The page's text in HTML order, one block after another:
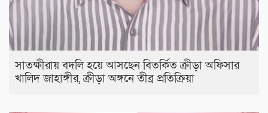
সাতক্ষীরায় বদলি হয়ে আসছেন বিতর্কিত ক্রীড়া অফিসার
খালিদ জাহাঙ্গীর, ক্রীড়া অঙ্গনে তীব্র প্রতিক্রিয়া